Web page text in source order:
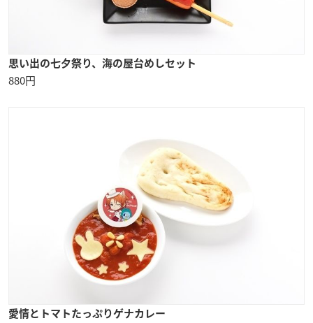
思い出の七夕祭り、海の屋台めしセット
880円
愛情とトマトたっぷりゲナカレー